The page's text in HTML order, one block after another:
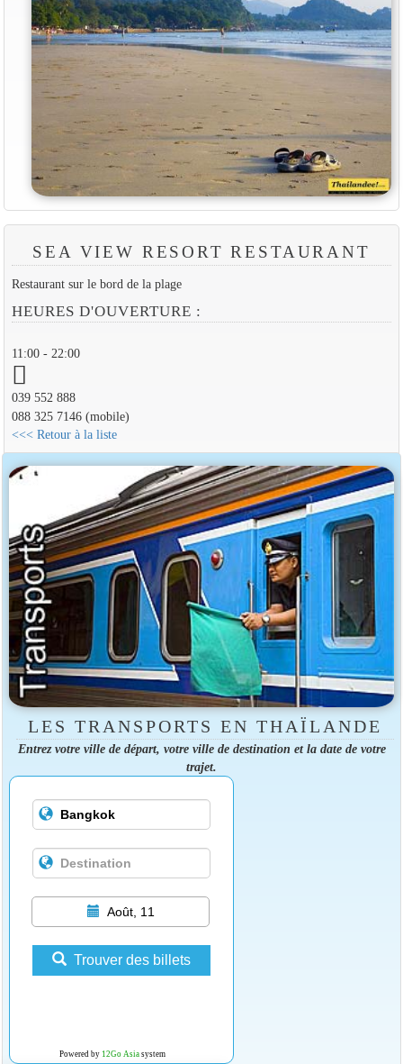
SEA VIEW RESORT RESTAURANT
Restaurant sur le bord de la plage
HEURES D'OUVERTURE :
11:00 - 22:00
039 552 888
088 325 7146 (mobile)
<<< Retour à la liste
LES TRANSPORTS EN THAÏLANDE
Entrez votre ville de départ, votre ville de destination et la date de votre
trajet.
Août, 11
Trouver des billets
Powered by 12Go Asia system